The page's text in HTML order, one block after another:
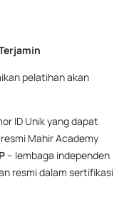
pelatihan akan
ID Unik yang dapat
Mahir Academy
– lembaga independen
resmi dalam sertifikasi